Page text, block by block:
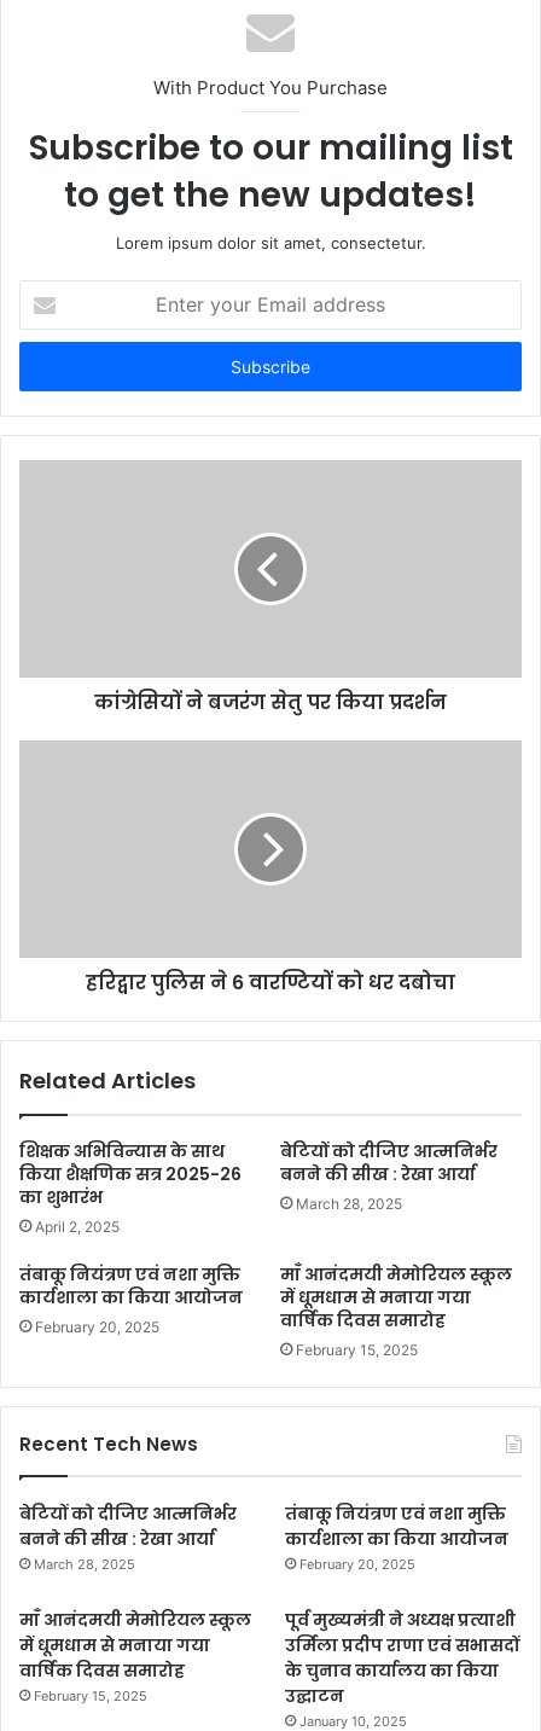
With Product You Purchase
Subscribe to our mailing list
to get the new updates!
Lorem ipsum dolor sit amet, consectetur.
your
Email
कांग्रेसियों ने बजरंग सेतु पर किया प्रदर्शन
हरिद्वार पुलिस ने 6 वारण्टियों को धर दबोचा
Related Articles
शिक्षक अभिविन्यास के साथ
किया शैक्षणिक सत्र 2025-26
का शुभारंभ
April 2, 2025
बेटियों को दीजिए आत्मनिर्भर
बनने की सीख : रेखा आर्या
March 28, 2025
तंबाकू नियंत्रण एवं नशा मुक्ति
कार्यशाला का किया आयोजन
February 20, 2025
माँ आनंदमयी मेमोरियल स्कूल
में धूमधाम से मनाया गया
वार्षिक दिवस समारोह
February 15, 2025
Recent Tech News
बेटियों को दीजिए आत्मनिर्भर
बनने की सीख : रेखा आर्या
March 28, 2025
तंबाकू नियंत्रण एवं नशा मुक्ति
कार्यशाला का किया आयोजन
February 20, 2025
माँ आनंदमयी मेमोरियल स्कूल
में धूमधाम से मनाया गया
वार्षिक दिवस समारोह
February 15, 2025
पूर्व मुख्यमंत्री ने अध्यक्ष प्रत्याशी
उर्मिला प्रदीप राणा एवं सभासदों
के चुनाव कार्यालय का किया
उद्घाटन
January 10, 2025